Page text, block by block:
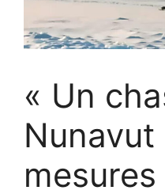
« Un
mesures